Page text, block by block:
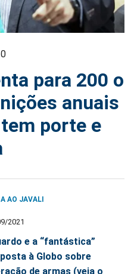
para 200 o
anuais
porte e
AO JAVALI
2021
e a “fantástica”
à Globo sobre
de armas (veja o